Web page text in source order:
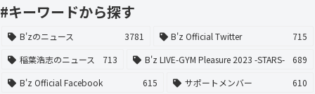
#キーワードから探す
B'zのニュース 3781 B'z Official Twitter
715
稲葉浩志のニュース
713 B'z LIVE-GYM Pleasure 2023 -STARS-
689
B'z Official Facebook
615 サポートメンバー
610